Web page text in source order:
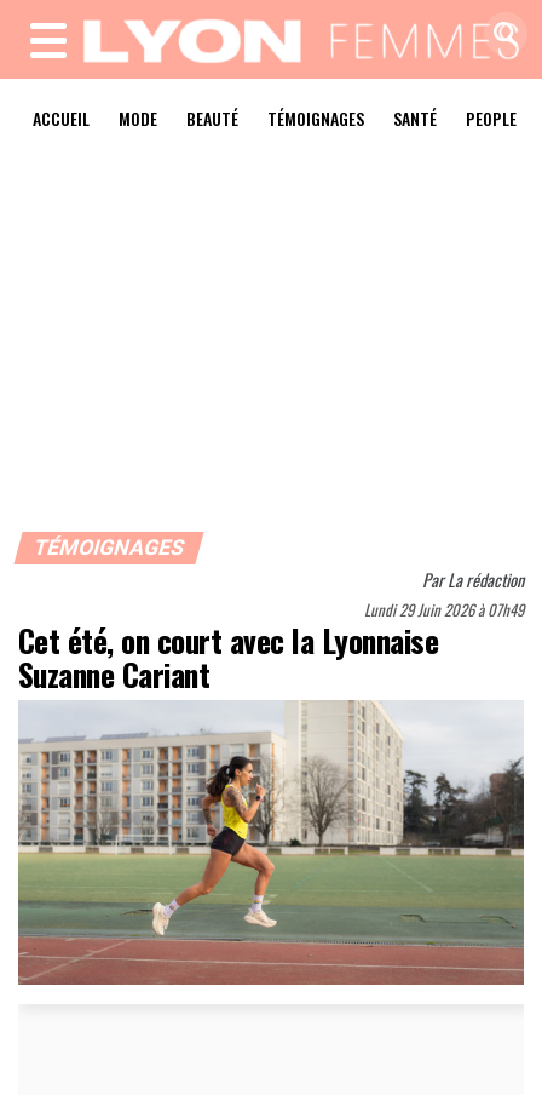
MENU
ACCUEIL MODE BEAUTÉ TÉMOIGNAGES SANTÉ PEOPLE
TÉMOIGNAGES
ParLa rédaction
Lundi 29 Juin 2026 à 07h49
Cet été, on court avec la Lyonnaise
Suzanne Cariant